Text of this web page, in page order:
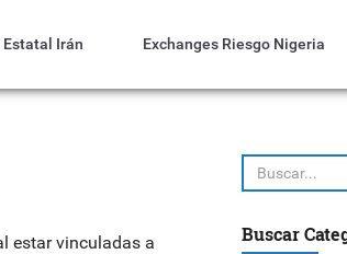
Irán Exchanges Riesgo Nigeria
estar vinculadas a
Buscar